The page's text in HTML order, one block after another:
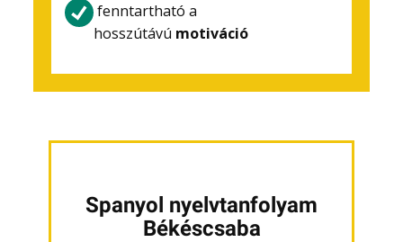
fenntartható a
hosszútávú motiváció
Spanyol nyelvtanfolyam
Békéscsaba